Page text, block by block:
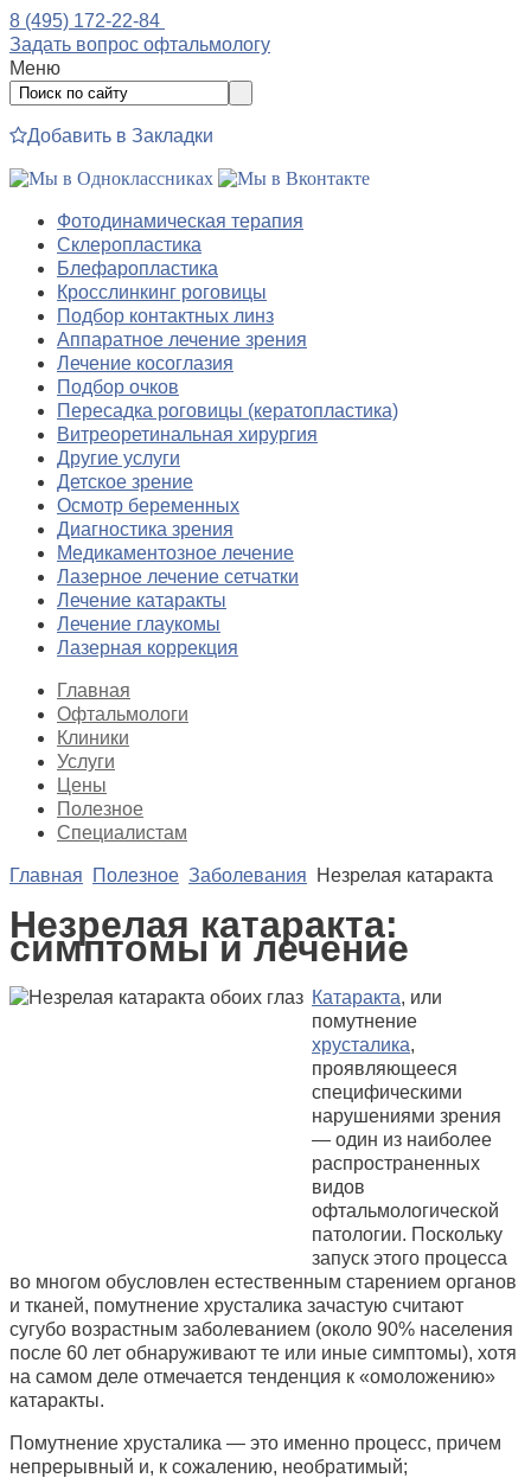
8 (495) 172-22-84
Задать вопрос офтальмологу
Меню
Добавить в Закладки
Фотодинамическая терапия
Склеропластика
Блефаропластика
Кросслинкинг роговицы
Подбор контактных линз
Аппаратное лечение зрения
Лечение косоглазия
Подбор очков
Пересадка роговицы (кератопластика)
Витреоретинальная хирургия
Другие услуги
Детское зрение
Осмотр беременных
Диагностика зрения
Медикаментозное лечение
Лазерное лечение сетчатки
Лечение катаракты
Лечение глаукомы
Лазерная коррекция
Главная
Офтальмологи
Клиники
Услуги
Цены
Полезное
Специалистам
Главная Полезное Заболевания Незрелая катаракта
Незрелая катаракта:
симптомы и лечение
Катаракта, или
помутнение
хрусталика,
проявляющееся
специфическими
нарушениями зрения
— один из наиболее
распространенных
видов
офтальмологической
патологии. Поскольку
запуск этого процесса
во многом обусловлен естественным старением органов
и тканей, помутнение хрусталика зачастую считают
сугубо возрастным заболеванием (около 90% населения
после 60 лет обнаруживают те или иные симптомы), хотя
на самом деле отмечается тенденция к «омоложению»
катаракты.
Помутнение хрусталика — это именно процесс, причем
непрерывный и, к сожалению, необратимый;